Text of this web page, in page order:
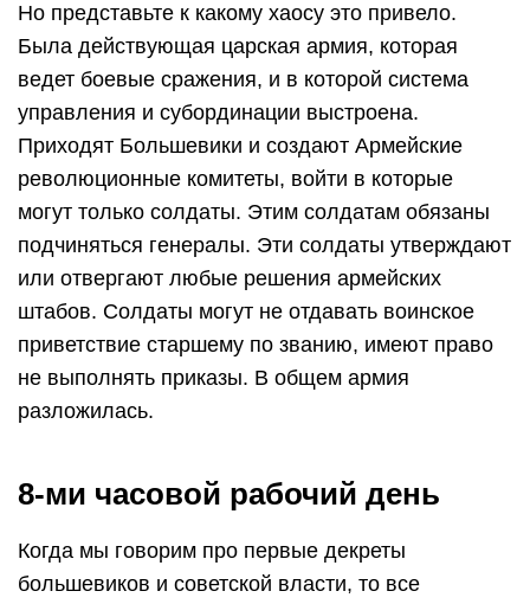
Но представьте к какому хаосу это привело.
Была действующая царская армия, которая
ведет боевые сражения, и в которой система
управления и субординации выстроена.
Приходят Большевики и создают Армейские
революционные комитеты, войти в которые
могут только солдаты. Этим солдатам обязаны
подчиняться генералы. Эти солдаты утверждают
или отвергают любые решения армейских
штабов. Солдаты могут не отдавать воинское
приветствие старшему по званию, имеют право
не выполнять приказы. В общем армия
разложилась.
8-ми часовой рабочий день
Когда мы говорим про первые декреты
большевиков и советской власти, то все